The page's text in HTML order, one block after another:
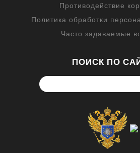
Противодействие
Политика обработки
Часто задаваемые
ПОИСК ПО